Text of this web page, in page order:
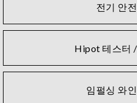
전기 안
Hipot 테스터
임펄싱 와